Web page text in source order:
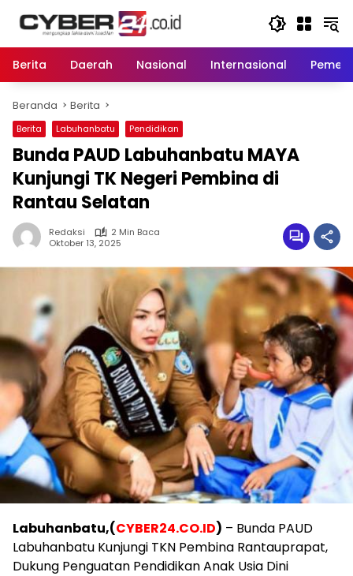
Berita
Daerah Nasional Internasional
Beranda Berita
Berita Labuhanbatu Pendidikan
Bunda PAUD Labuhanbatu MAYA
Kunjungi TK Negeri Pembina di
Rantau Selatan
Redaksi
2 Min Baca
Oktober 13, 2025
Labuhanbatu,(CYBER24.CO.ID) – Bunda PAUD
Labuhanbatu Kunjungi TKN Pembina Rantauprapat,
Dukung Penguatan Pendidikan Anak Usia Dini